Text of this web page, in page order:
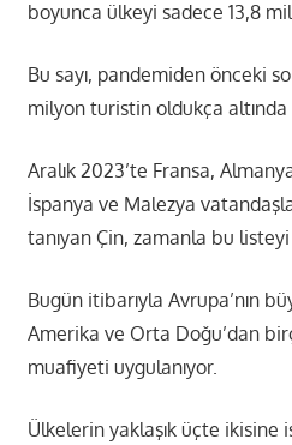
boyunca ülkeyi sadece 13,8
Bu sayı, pandemiden önceki
milyon turistin oldukça altında
Aralık 2023’te Fransa,
İspanya ve Malezya
tanıyan Çin, zamanla bu
Bugün itibarıyla Avrupa’nın
Amerika ve Orta Doğu’dan
muafiyeti uygulanıyor.
Ülkelerin yaklaşık üçte ikisine